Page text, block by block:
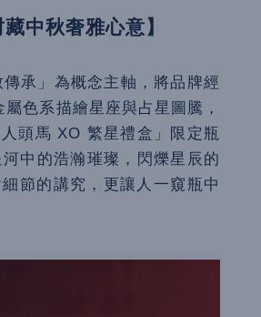
中秋奢雅心意】
承」為概念主軸，將品牌經
色系描繪星座與占星圖騰，
頭馬 XO 繁星禮盒」限定瓶
中的浩瀚璀璨，閃爍星辰的
節的講究，更讓人一窺瓶中